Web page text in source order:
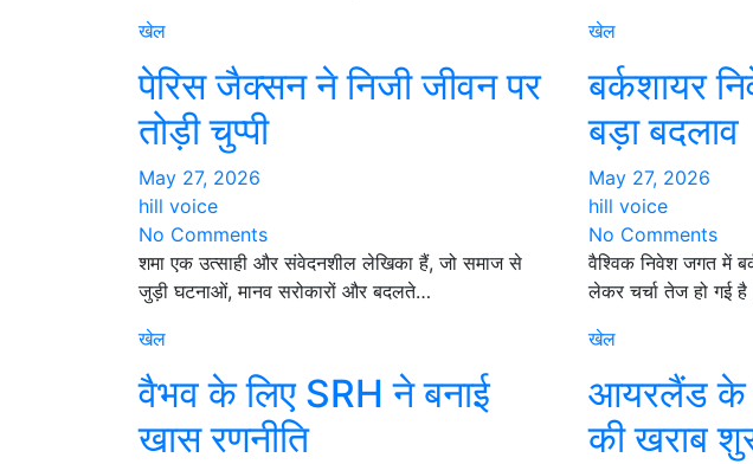
खेल
पेरिस जैक्सन ने निजी जीवन पर
तोड़ी चुप्पी
May 27, 2026
hill voice
No Comments
शमा एक उत्साही और संवेदनशील लेखिका हैं, जो समाज से
जुड़ी घटनाओं, मानव सरोकारों और बदलते…
खेल
बर्कशायर
बड़ा बदलाव
May 27, 2026
hill voice
No Comments
वैश्विक निवेश जगत में
लेकर चर्चा तेज हो गई
खेल
वैभव के लिए SRH ने बनाई
खास रणनीति
खेल
आयरलैंड के
की खराब